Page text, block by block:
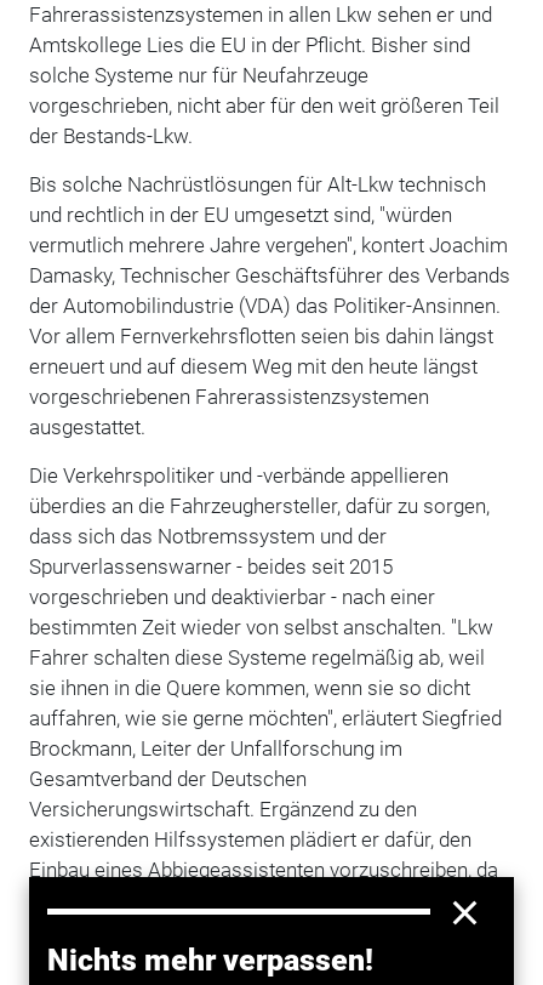
Nichts mehr verpassen!
Fahrerassistenzsystemen in allen Lkw sehen er und
Amtskollege Lies die EU in der Pflicht. Bisher sind
solche Systeme nur für Neufahrzeuge
vorgeschrieben, nicht aber für den weit größeren Teil
der Bestands-Lkw.
Bis solche Nachrüstlösungen für Alt-Lkw technisch
und rechtlich in der EU umgesetzt sind, "würden
vermutlich mehrere Jahre vergehen", kontert Joachim
Damasky, Technischer Geschäftsführer des Verbands
der Automobilindustrie (VDA) das Politiker-Ansinnen.
Vor allem Fernverkehrsflotten seien bis dahin längst
erneuert und auf diesem Weg mit den heute längst
vorgeschriebenen Fahrerassistenzsystemen
ausgestattet.
Die Verkehrspolitiker und -verbände appellieren
überdies an die Fahrzeughersteller, dafür zu sorgen,
dass sich das Notbremssystem und der
Spurverlassenswarner - beides seit 2015
vorgeschrieben und deaktivierbar - nach einer
bestimmten Zeit wieder von selbst anschalten. "Lkw
Fahrer schalten diese Systeme regelmäßig ab, weil
sie ihnen in die Quere kommen, wenn sie so dicht
auffahren, wie sie gerne möchten", erläutert Siegfried
Brockmann, Leiter der Unfallforschung im
Gesamtverband der Deutschen
Versicherungswirtschaft. Ergänzend zu den
existierenden Hilfssystemen plädiert er dafür, den
Einbau eines Abbiegeassistenten vorzuschreiben, da
Lkw an Unfällen mit Radfahrern in Städten einen
Systeme würden nicht zuverlässig funktionieren.